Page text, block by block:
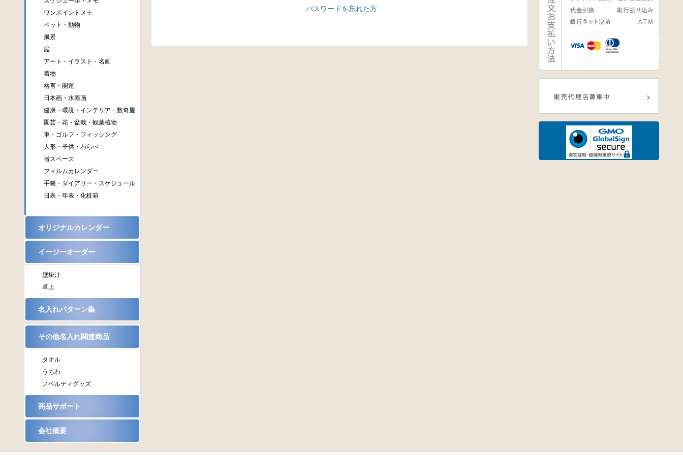
パスワードを忘れた方
ワンポイントメモ
ペット・動物
風景
庭
アート・イラスト・名画
着物
格言・開運
日本画・水墨画
健康・環境・インテリア・数奇屋
園芸・花・盆栽・観葉植物
車・ゴルフ・フィッシング
人形・子供・わらべ
省スペース
フィルムカレンダー
手帳・ダイアリー・スケジュール
日表・年表・化粧箱
オリジナルカレンダー
イージーオーダー
壁掛け
卓上
名入れパターン集
その他名入れ関連商品
タオル
うちわ
ノベルティグッズ
商品サポート
会社概要